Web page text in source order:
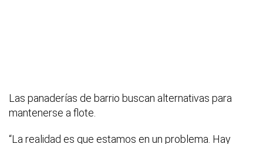
Las panaderías de barrio buscan alternativas para
mantenerse a flote.
“La realidad es que estamos en un problema. Hay